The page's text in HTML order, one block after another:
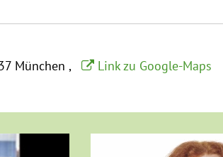
München Link zu Google-Maps